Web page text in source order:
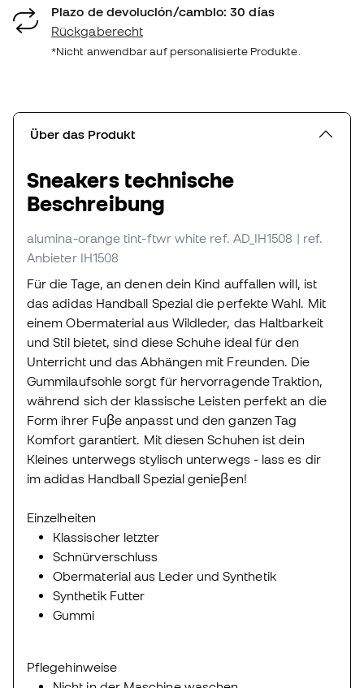
Plazo de devolución/cambio: 30 días
Rückgaberecht
*Nicht anwendbar auf personalisierte Produkte.
Über das Produkt
Sneakers technische
Beschreibung
alumina-orange tint-ftwr white ref. AD_IH1508 | ref.
Anbieter IH1508
Für die Tage, an denen dein Kind auffallen will, ist
das adidas Handball Spezial die perfekte Wahl. Mit
einem Obermaterial aus Wildleder, das Haltbarkeit
und Stil bietet, sind diese Schuhe ideal für den
Unterricht und das Abhängen mit Freunden. Die
Gummilaufsohle sorgt für hervorragende Traktion,
während sich der klassische Leisten perfekt an die
Form ihrer Fuβe anpasst und den ganzen Tag
Komfort garantiert. Mit diesen Schuhen ist dein
Kleines unterwegs stylisch unterwegs - lass es dir
im adidas Handball Spezial genieβen!
Einzelheiten
Klassischer letzter
Schnürverschluss
Obermaterial aus Leder und Synthetik
Synthetik Futter
Gummi
Pflegehinweise